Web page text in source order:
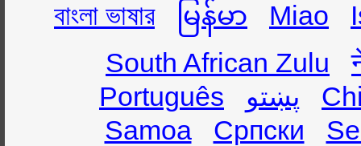
বাংলা ভাষার
မြန်မာ Miao
South African Zulu
Português
پښتو
Samoa
Српски